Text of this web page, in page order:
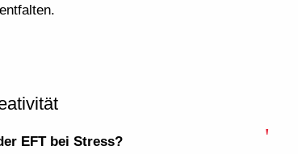
EFT bei Stress?